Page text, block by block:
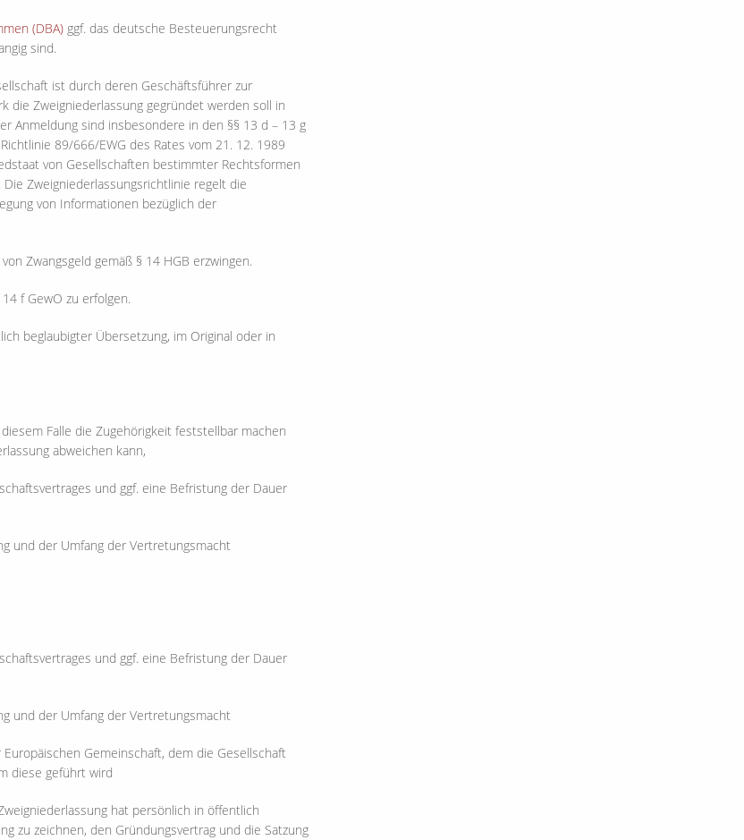
(DBA) ggf. das deutsche Besteuerungsrecht
sind.
ist durch deren Geschäftsführer zur
die Zweigniederlassung gegründet werden soll in
Anmeldung sind insbesondere in den §§ 13 d – 13 g
89/666/EWG des Rates vom 21. 12. 1989
von Gesellschaften bestimmter Rechtsformen
Zweigniederlassungsrichtlinie regelt die
von Informationen bezüglich der
Zwangsgeld gemäß § 14 HGB erzwingen.
f GewO zu erfolgen.
beglaubigter Übersetzung, im Original oder in
Falle die Zugehörigkeit feststellbar machen
abweichen kann,
und ggf. eine Befristung der Dauer
und der Umfang der Vertretungsmacht
und ggf. eine Befristung der Dauer
und der Umfang der Vertretungsmacht
Gemeinschaft, dem die Gesellschaft
diese geführt wird
hat persönlich in öffentlich
zu zeichnen, den Gründungsvertrag und die Satzung